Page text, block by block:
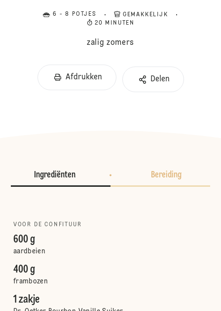
6 - 8 POTJES
GEMAKKELIJK
20 MINUTEN
zalig zomers
Afdrukken Delen
Ingrediënten Bereiding
VOOR DE CONFITUUR
600 g
aardbeien
400 g
frambozen
1 zakje